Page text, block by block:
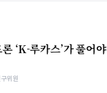
‘K-루카스’가 풀어야
위원